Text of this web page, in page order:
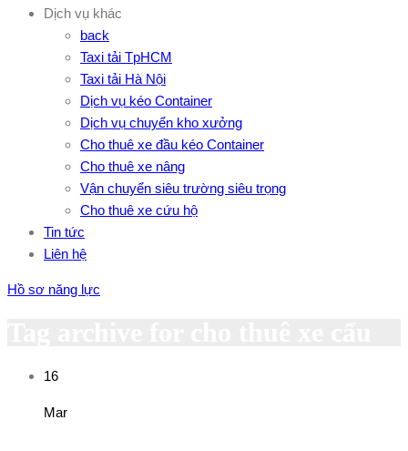
Dịch vụ khác
back
Taxi tải TpHCM
Taxi tải Hà Nội
Dịch vụ kéo Container
Dịch vụ chuyển kho xưởng
Cho thuê xe đầu kéo Container
Cho thuê xe nâng
Vận chuyển siêu trường siêu trọng
Cho thuê xe cứu hộ
Tin tức
Liên hệ
Hồ sơ năng lực
16
Mar